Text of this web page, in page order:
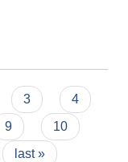
3
4
9
10
last »